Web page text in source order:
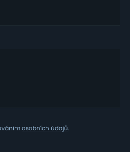
osobních údajů.